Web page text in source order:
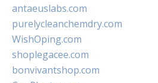
antaeuslabs.com
purelycleanchemdry.com
WishOping.com
shoplegacee.com
bonvivantshop.com